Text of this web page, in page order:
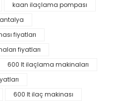
kaan ilaçlama pompası
fiyatları
fiyatları
600 lt ilaçlama makinaları
600 lt ilaç makinası